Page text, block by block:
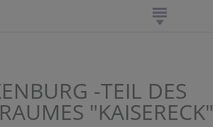
-TEIL DES
"KAISERECK"